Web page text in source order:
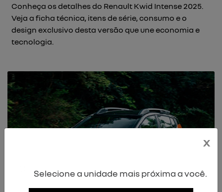
Conheça os detalhes do Renault Kwid Intense 2025.
Veja a ficha técnica, itens de série, consumo e o
design exclusivo desta versão que une economia e
tecnologia.
x
Selecione a unidade mais próxima a você.